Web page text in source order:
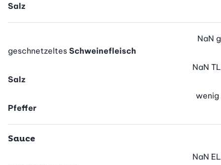
Salz
geschnetzeltes Schweinefleisch
NaN g
Salz
NaN TL
Pfeffer
wenig
Sauce
NaN EL